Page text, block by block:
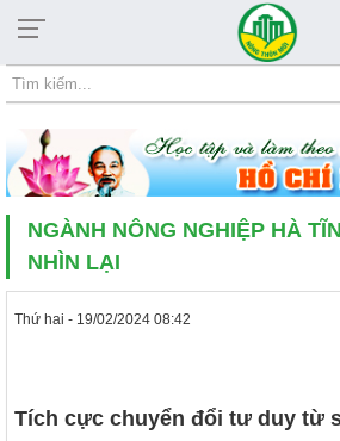
Chủ nhật, 09/08/2026, 19:45
CHỦ ĐỀ HỌC TẬP VÀ
NGÀNH NÔNG NGHIỆP HÀ
NHÌN LẠI
Thứ hai - 19/02/2024 08:42
Tích cực chuyển đổi tư duy từ